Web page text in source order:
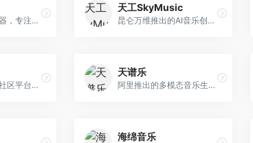
在线AI音乐生成器，专注于快速音乐创作。面向内容创作者，支持多种风格音乐生成，操作简便，生成速度快，适合快速配乐需求。
天工SkyMusic
昆仑万维推出的AI音乐创作平台，基于天工大模型。面向音乐创作者，支持歌词生成、旋律创作、音乐编曲等服务，中文音乐创作能力强。
全球首个AI音乐社区平台，整合创作与分享功能。面向音乐创作者和爱好者，提供音乐创作、作品分享、社区交流等服务，社区氛围活跃。
天谱乐
阿里推出的多模态音乐生成平台，整合音频与文本理解能力。面向内容创作者，支持歌词生成、旋律创作、音乐编辑等服务，与阿里生态深度整合。
海绵音乐